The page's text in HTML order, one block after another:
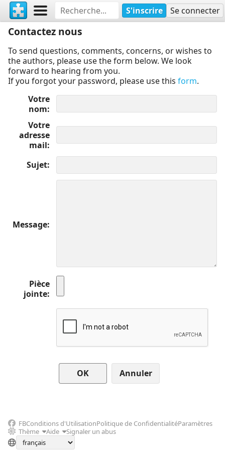
S'inscrire Se connecter
Contactez nous
To send questions, comments, concerns, or wishes to
the authors, please use the form below. We look
forward to hearing from you.
If you forgot your password, please use this form.
Votre
nom
Votre
adresse
mail
Sujet
Message
Pièce
jointe
Annuler
FBConditions d'UtilisationPolitique de ConfidentialitéParamètres
Thème
Aide Signaler un abus